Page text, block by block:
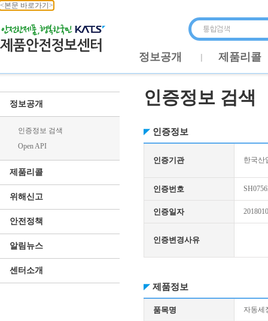
<본문 바로가기>
정보공개 제품리콜
정보공개
인증정보 검색
Open API
제품리콜
위해신고
안전정책
알림뉴스
센터소개
인증정보 검색
인증정보
인증기관 한국산
인증번호
인증일자
인증변경사유
제품정보
품목명 자동세